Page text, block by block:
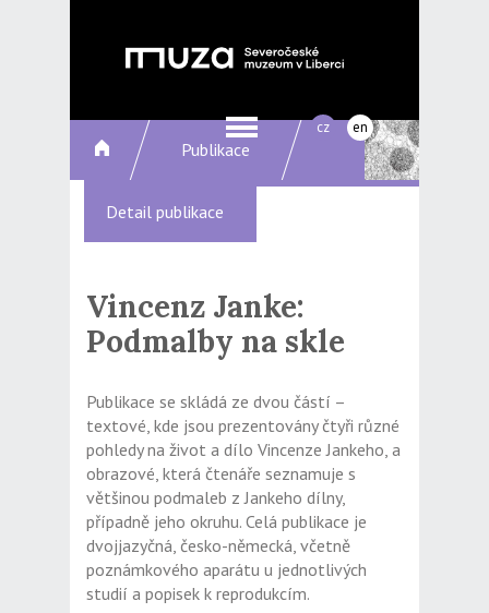
cz en
Publikace
Detail publikace
Vincenz Janke:
Podmalby na skle
Publikace se skládá ze dvou částí –
textové, kde jsou prezentovány čtyři různé
pohledy na život a dílo Vincenze Jankeho, a
obrazové, která čtenáře seznamuje s
většinou podmaleb z Jankeho dílny,
případně jeho okruhu. Celá publikace je
dvojjazyčná, česko-německá, včetně
poznámkového aparátu u jednotlivých
studií a popisek k reprodukcím.